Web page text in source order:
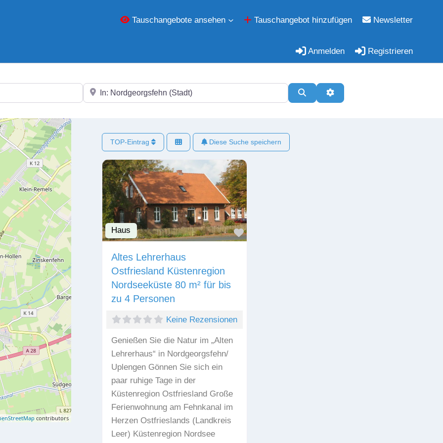
Tauschangebote ansehen Tauschangebot hinzufügen Newsletter
Anmelden Registrieren
In der Nähe SuchenErweiterte Filter
contributors
TOP-Eintrag Diese Suche speichern
Haus Favorit
Altes Lehrerhaus
Ostfriesland Küstenregion
Nordseeküste 80 m² für bis
zu 4 Personen
Keine Rezensionen
Genießen Sie die Natur im „Alten
Lehrerhaus“ in Nordgeorgsfehn/
Uplengen Gönnen Sie sich ein
paar ruhige Tage in der
Küstenregion Ostfriesland Große
Ferienwohnung am Fehnkanal im
Herzen Ostfrieslands (Landkreis
Leer) Küstenregion Nordsee